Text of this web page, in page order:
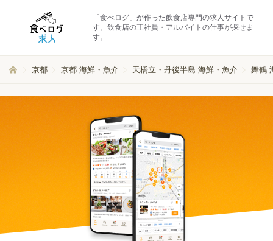
「食べログ」が作った飲食店専門の求人サイトで
す。飲食店の正社員・アルバイトの仕事が探せま
す。
京都 京都 海鮮・魚介 天橋立・丹後半島 海鮮・魚介 舞鶴